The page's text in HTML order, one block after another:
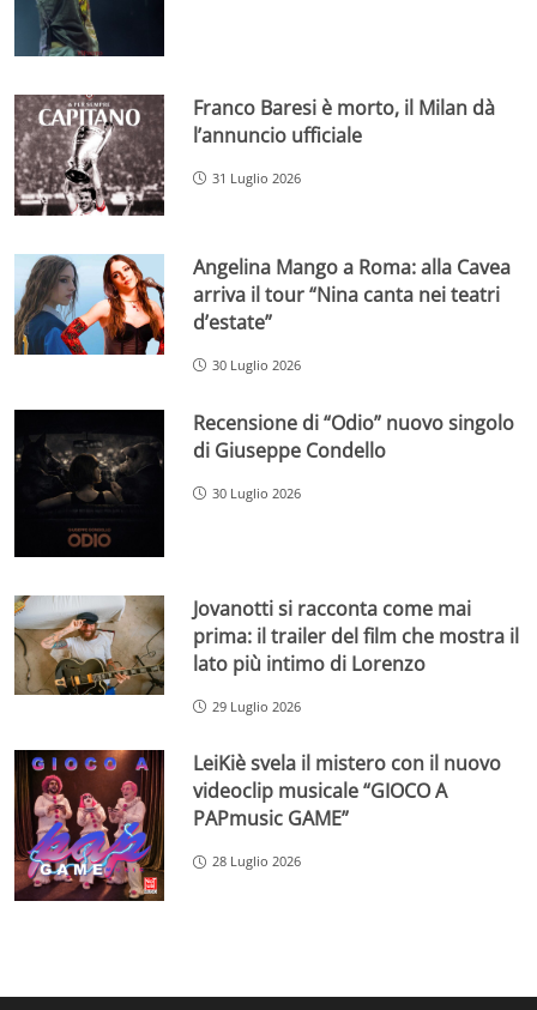
Franco Baresi è morto, il Milan dà
l’annuncio ufficiale
31 Luglio 2026
Angelina Mango a Roma: alla Cavea
arriva il tour “Nina canta nei teatri
d’estate”
30 Luglio 2026
Recensione di “Odio” nuovo singolo
di Giuseppe Condello
30 Luglio 2026
Jovanotti si racconta come mai
prima: il trailer del film che mostra il
lato più intimo di Lorenzo
29 Luglio 2026
LeiKiè svela il mistero con il nuovo
videoclip musicale “GIOCO A
PAPmusic GAME”
28 Luglio 2026